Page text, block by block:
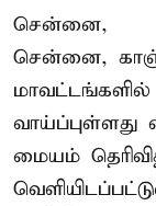
சென்னை,
சென்னை,
மையம்